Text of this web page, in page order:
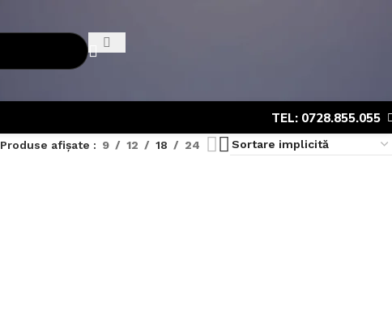
TEL: 0728.855.055
Produse afișate 9 12 18 24